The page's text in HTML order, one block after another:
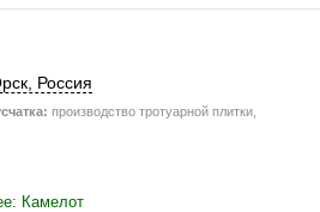
, Россия
производство тротуарной плитки,
Камелот